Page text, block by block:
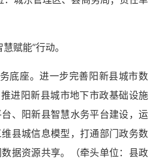
赋能”行动。
底座。进一步完善阳新县城市数
进阳新县城市地下市政基础设施
、阳新县智慧水务平台建设，运
县城信息模型，打通部门政务数
据资源共享。（牵头单位：县政